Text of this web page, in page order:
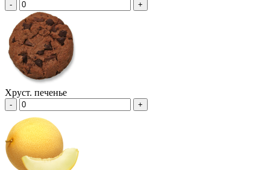
- +
Хруст. печенье
- +